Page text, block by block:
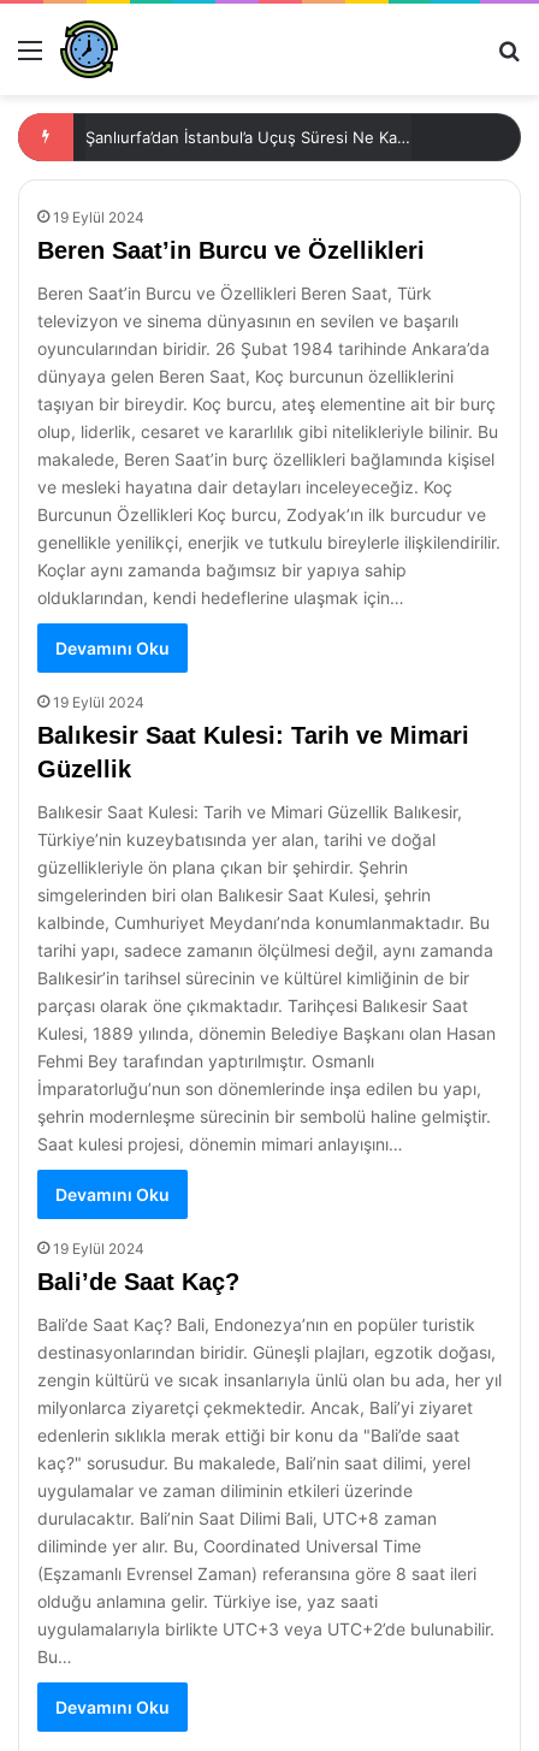
Menü
Şanlıurfa’dan İstanbul’a Uçuş Süresi Ne Kadar?
19 Eylül 2024
Beren Saat’in Burcu ve Özellikleri
Beren Saat’in Burcu ve Özellikleri Beren Saat, Türk
televizyon ve sinema dünyasının en sevilen ve başarılı
oyuncularından biridir. 26 Şubat 1984 tarihinde Ankara’da
dünyaya gelen Beren Saat, Koç burcunun özelliklerini
taşıyan bir bireydir. Koç burcu, ateş elementine ait bir burç
olup, liderlik, cesaret ve kararlılık gibi nitelikleriyle bilinir. Bu
makalede, Beren Saat’in burç özellikleri bağlamında kişisel
ve mesleki hayatına dair detayları inceleyeceğiz. Koç
Burcunun Özellikleri Koç burcu, Zodyak’ın ilk burcudur ve
genellikle yenilikçi, enerjik ve tutkulu bireylerle ilişkilendirilir.
Koçlar aynı zamanda bağımsız bir yapıya sahip
olduklarından, kendi hedeflerine ulaşmak için…
Devamını Oku
19 Eylül 2024
Balıkesir Saat Kulesi: Tarih ve Mimari
Güzellik
Balıkesir Saat Kulesi: Tarih ve Mimari Güzellik Balıkesir,
Türkiye’nin kuzeybatısında yer alan, tarihi ve doğal
güzellikleriyle ön plana çıkan bir şehirdir. Şehrin
simgelerinden biri olan Balıkesir Saat Kulesi, şehrin
kalbinde, Cumhuriyet Meydanı’nda konumlanmaktadır. Bu
tarihi yapı, sadece zamanın ölçülmesi değil, aynı zamanda
Balıkesir’in tarihsel sürecinin ve kültürel kimliğinin de bir
parçası olarak öne çıkmaktadır. Tarihçesi Balıkesir Saat
Kulesi, 1889 yılında, dönemin Belediye Başkanı olan Hasan
Fehmi Bey tarafından yaptırılmıştır. Osmanlı
İmparatorluğu’nun son dönemlerinde inşa edilen bu yapı,
şehrin modernleşme sürecinin bir sembolü haline gelmiştir.
Saat kulesi projesi, dönemin mimari anlayışını…
Devamını Oku
19 Eylül 2024
Bali’de Saat Kaç?
Bali’de Saat Kaç? Bali, Endonezya’nın en popüler turistik
destinasyonlarından biridir. Güneşli plajları, egzotik doğası,
zengin kültürü ve sıcak insanlarıyla ünlü olan bu ada, her yıl
milyonlarca ziyaretçi çekmektedir. Ancak, Bali’yi ziyaret
edenlerin sıklıkla merak ettiği bir konu da "Bali’de saat
kaç?" sorusudur. Bu makalede, Bali’nin saat dilimi, yerel
uygulamalar ve zaman diliminin etkileri üzerinde
durulacaktır. Bali’nin Saat Dilimi Bali, UTC+8 zaman
diliminde yer alır. Bu, Coordinated Universal Time
(Eşzamanlı Evrensel Zaman) referansına göre 8 saat ileri
olduğu anlamına gelir. Türkiye ise, yaz saati
uygulamalarıyla birlikte UTC+3 veya UTC+2’de bulunabilir.
Bu…
Devamını Oku